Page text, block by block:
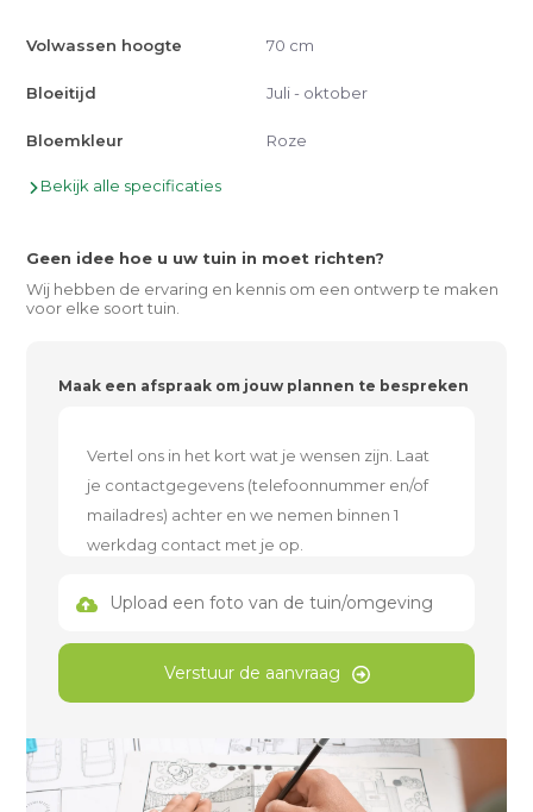
Volwassen hoogte 70 cm
Bloeitijd Juli - oktober
Bloemkleur Roze
Bekijk alle specificaties
Geen idee hoe u uw tuin in moet richten?
Wij hebben de ervaring en kennis om een ontwerp te maken
voor elke soort tuin.
Maak een afspraak om jouw plannen te bespreken
Upload een foto van de tuin/omgeving
Verstuur de aanvraag